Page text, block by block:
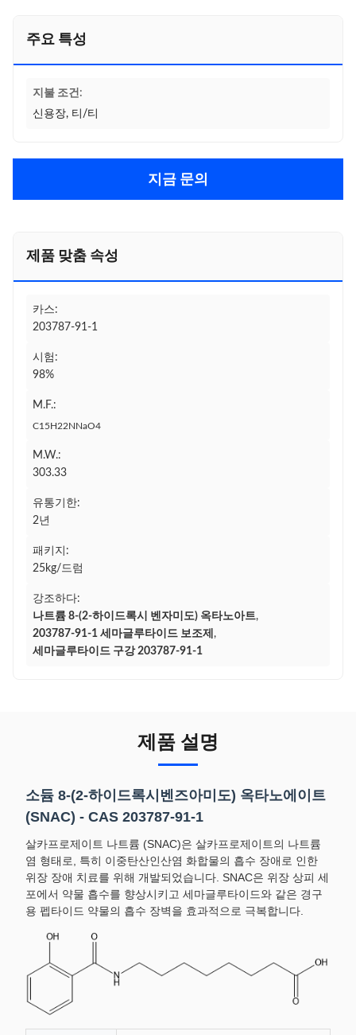
주요 특성
지불 조건:
신용장, 티/티
지금 문의
제품 맞춤 속성
카스:
203787-91-1
시험:
98%
M.F.:
C15H22NNaO4
M.W.:
303.33
유통기한:
2년
패키지:
25kg/드럼
강조하다:
나트륨 8-(2-하이드록시 벤자미도) 옥타노아트,
203787-91-1 세마글루타이드 보조제 ,
세마글루타이드 구강 203787-91-1
제품 설명
소듐 8-(2-하이드록시벤즈아미도) 옥타노에이트
(SNAC) - CAS 203787-91-1
살카프로제이트 나트륨 (SNAC)은 살카프로제이트의 나트륨
염 형태로, 특히 이중탄산인산염 화합물의 흡수 장애로 인한
위장 장애 치료를 위해 개발되었습니다. SNAC은 위장 상피 세
포에서 약물 흡수를 향상시키고 세마글루타이드와 같은 경구
용 펩타이드 약물의 흡수 장벽을 효과적으로 극복합니다.